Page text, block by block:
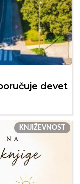
devet
KNJIŽEVNOST